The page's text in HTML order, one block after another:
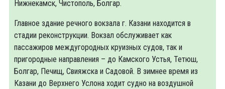
Нижнекамск, Чистополь, Болгар.
Главное здание речного вокзала г. Казани находится в
стадии реконструкции. Вокзал обслуживает как
пассажиров междугородных круизных судов, так и
пригородные направления – до Камского Устья, Тетюш,
Болгар, Печищ, Свияжска и Садовой. В зимнее время из
Казани до Верхнего Услона ходит судно на воздушной